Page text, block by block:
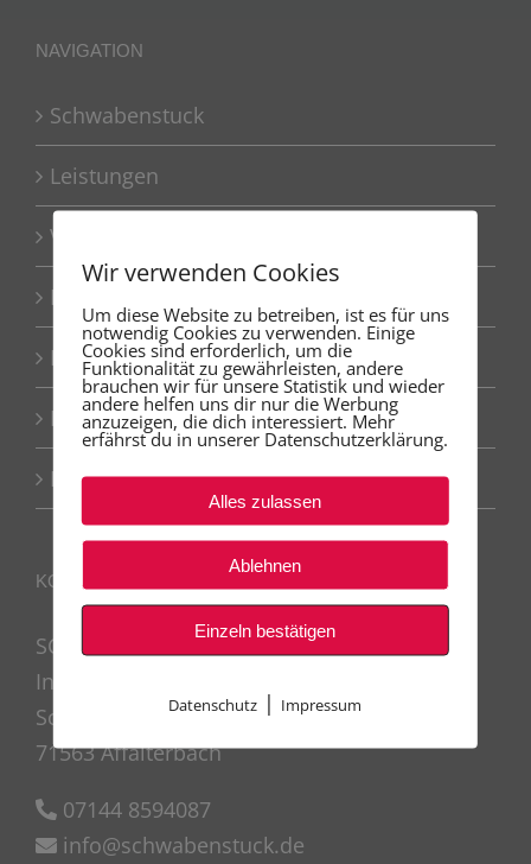
NAVIGATION
Schwabenstuck
Leistungen
Vorteile
FAQ
Kontakt
Datenschutzerklärung
Impressum
KONTAKT
SCHWABENSTUCK
Inh. Salvatore Glietti
Schillerstraße 17
71563 Affalterbach
07144 8594087
info@schwabenstuck.de
Wir verwenden Cookies
Um diese Website zu betreiben, ist es für uns
notwendig Cookies zu verwenden. Einige
Cookies sind erforderlich, um die
Funktionalität zu gewährleisten, andere
brauchen wir für unsere Statistik und wieder
andere helfen uns dir nur die Werbung
anzuzeigen, die dich interessiert. Mehr
erfährst du in unserer Datenschutzerklärung.
Alles zulassen
Ablehnen
Einzeln bestätigen
Datenschutz | Impressum